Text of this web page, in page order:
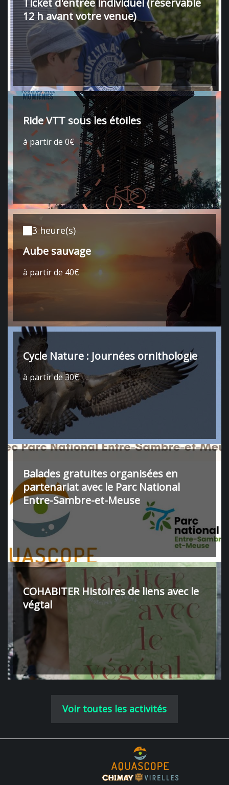
Ticket d'entrée individuel (réservable
12 h avant votre venue)
Ride VTT sous les étoiles
à partir de 0€
3 heure(s)
Aube sauvage
à partir de 40€
Cycle Nature : Journées ornithologie
à partir de 30€
Balades gratuites organisées en
partenariat avec le Parc National
Entre-Sambre-et-Meuse
COHABITER Histoires de liens avec le
végtal
Voir toutes les activités